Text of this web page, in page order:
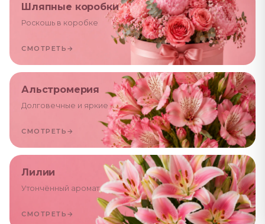
Шляпные коробки
Роскошь в коробке
СМОТРЕТЬ →
Альстромерия
Долговечные и яркие
СМОТРЕТЬ →
Лилии
Утончённый аромат
СМОТРЕТЬ →